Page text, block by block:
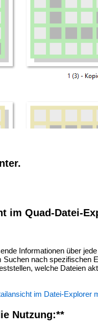
im Quad-Datei-
Informationen über
nach spezifischen
welche Dateien
im Datei-Explorer
Nutzung:**